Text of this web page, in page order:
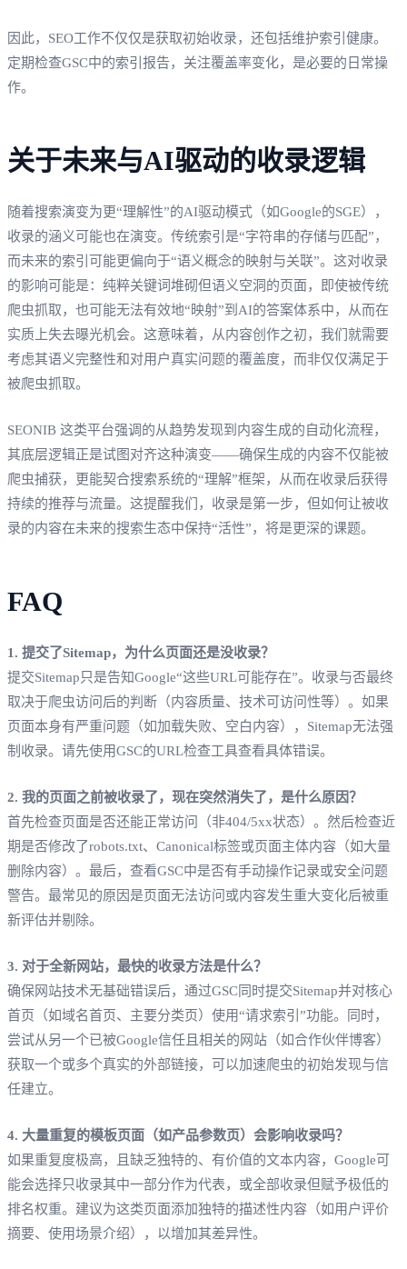
因此，SEO工作不仅仅是获取初始收录，还包括维护索引健康。
定期检查GSC中的索引报告，关注覆盖率变化，是必要的日常操
作。
关于未来与AI驱动的收录逻辑
随着搜索演变为更“理解性”的AI驱动模式（如Google的SGE），
收录的涵义可能也在演变。传统索引是“字符串的存储与匹配”，
而未来的索引可能更偏向于“语义概念的映射与关联”。这对收录
的影响可能是：纯粹关键词堆砌但语义空洞的页面，即使被传统
爬虫抓取，也可能无法有效地“映射”到AI的答案体系中，从而在
实质上失去曝光机会。这意味着，从内容创作之初，我们就需要
考虑其语义完整性和对用户真实问题的覆盖度，而非仅仅满足于
被爬虫抓取。
SEONIB 这类平台强调的从趋势发现到内容生成的自动化流程，
其底层逻辑正是试图对齐这种演变——确保生成的内容不仅能被
爬虫捕获，更能契合搜索系统的“理解”框架，从而在收录后获得
持续的推荐与流量。这提醒我们，收录是第一步，但如何让被收
录的内容在未来的搜索生态中保持“活性”，将是更深的课题。
FAQ
1. 提交了Sitemap，为什么页面还是没收录？
提交Sitemap只是告知Google“这些URL可能存在”。收录与否最终
取决于爬虫访问后的判断（内容质量、技术可访问性等）。如果
页面本身有严重问题（如加载失败、空白内容），Sitemap无法强
制收录。请先使用GSC的URL检查工具查看具体错误。
2. 我的页面之前被收录了，现在突然消失了，是什么原因？
首先检查页面是否还能正常访问（非404/5xx状态）。然后检查近
期是否修改了robots.txt、Canonical标签或页面主体内容（如大量
删除内容）。最后，查看GSC中是否有手动操作记录或安全问题
警告。最常见的原因是页面无法访问或内容发生重大变化后被重
新评估并剔除。
3. 对于全新网站，最快的收录方法是什么？
确保网站技术无基础错误后，通过GSC同时提交Sitemap并对核心
首页（如域名首页、主要分类页）使用“请求索引”功能。同时，
尝试从另一个已被Google信任且相关的网站（如合作伙伴博客）
获取一个或多个真实的外部链接，可以加速爬虫的初始发现与信
任建立。
4. 大量重复的模板页面（如产品参数页）会影响收录吗？
如果重复度极高，且缺乏独特的、有价值的文本内容，Google可
能会选择只收录其中一部分作为代表，或全部收录但赋予极低的
排名权重。建议为这类页面添加独特的描述性内容（如用户评价
摘要、使用场景介绍），以增加其差异性。